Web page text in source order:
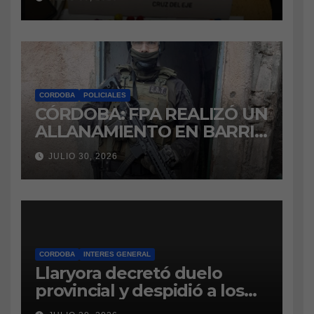
marihuana a la cárcel
CORDOBA POLICIALES
CÓRDOBA: FPA REALIZÓ UN
ALLANAMIENTO EN BARRIO
VILLA BOEDO
RELACIONADO CON UNA
CAUSA DE DROGAS EN LA
CÁRCEL DE BOUWER
JULIO 30, 2026
CORDOBA INTERES GENERAL
Llaryora decretó duelo
provincial y despidió a los
bomberos cordobeses